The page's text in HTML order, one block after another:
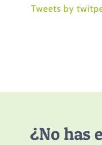
Tweets by
¿No has